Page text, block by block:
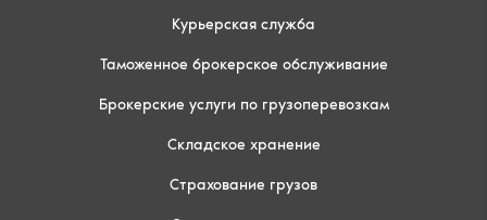
Курьерская служба
Таможенное брокерское обслуживание
Брокерские услуги по грузоперевозкам
Складское хранение
Страхование грузов